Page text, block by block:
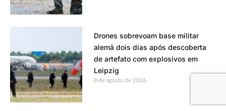
Drones sobrevoam base militar
alemã dois dias após descoberta
de artefato com explosivos em
Leipzig
8 de agosto de 2026